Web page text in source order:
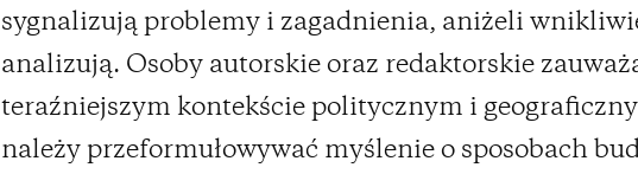
sygnalizują problemy i zagadnienia, aniżeli
analizują. Osoby autorskie oraz redaktorskie
teraźniejszym kontekście politycznym i
należy przeformułowywać myślenie o sposobach